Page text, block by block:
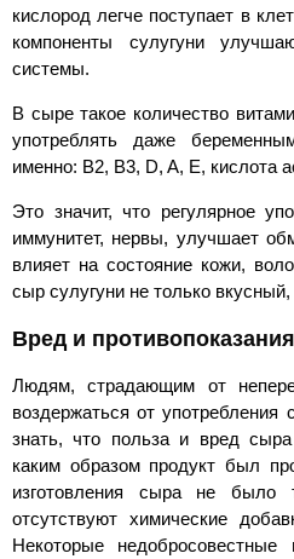
кислород легче поступает в
компоненты сулугуни
системы.
В сыре такое количество
употреблять даже
именно: B2, B3, D, A, E, кислота
Это значит, что регулярное
иммунитет, нервы, улучшает
влияет на состояние кожи,
сыр сулугуни не только
Вред и
Людям, страдающим от
воздержаться от
знать, что польза и вред сыра
каким образом продукт был
изготовления сыра не было
отсутствуют химические
Некоторые недобросовестные